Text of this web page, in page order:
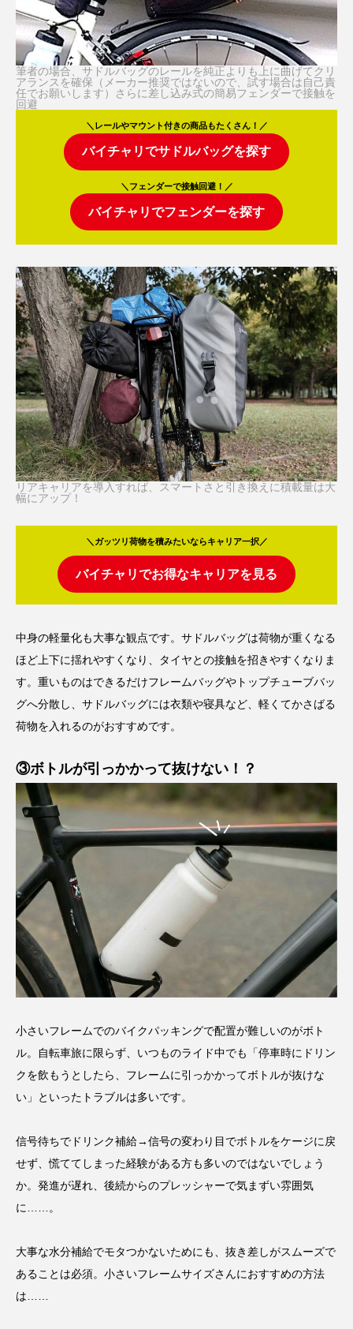
筆者の場合、サドルバッグのレールを純正よりも上に曲げてクリ
アランスを確保（メーカー推奨ではないので、試す場合は自己責
任でお願いします）さらに差し込み式の簡易フェンダーで接触を
回避
＼レールやマウント付きの商品もたくさん！／
バイチャリでサドルバッグを探す
＼フェンダーで接触回避！／
バイチャリでフェンダーを探す
リアキャリアを導入すれば、スマートさと引き換えに積載量は大
幅にアップ！
＼ガッツリ荷物を積みたいならキャリア一択／
バイチャリでお得なキャリアを見る
中身の軽量化も大事な観点です。サドルバッグは荷物が重くなる
ほど上下に揺れやすくなり、タイヤとの接触を招きやすくなりま
す。重いものはできるだけフレームバッグやトップチューブバッ
グへ分散し、サドルバッグには衣類や寝具など、軽くてかさばる
荷物を入れるのがおすすめです。
③ボトルが引っかかって抜けない！？
小さいフレームでのバイクパッキングで配置が難しいのがボト
ル。自転車旅に限らず、いつものライド中でも「停車時にドリン
クを飲もうとしたら、フレームに引っかかってボトルが抜けな
い」といったトラブルは多いです。
信号待ちでドリンク補給→信号の変わり目でボトルをケージに戻
せず、慌ててしまった経験がある方も多いのではないでしょう
か。発進が遅れ、後続からのプレッシャーで気まずい雰囲気
に……。
大事な水分補給でモタつかないためにも、抜き差しがスムーズで
あることは必須。小さいフレームサイズさんにおすすめの方法
は……